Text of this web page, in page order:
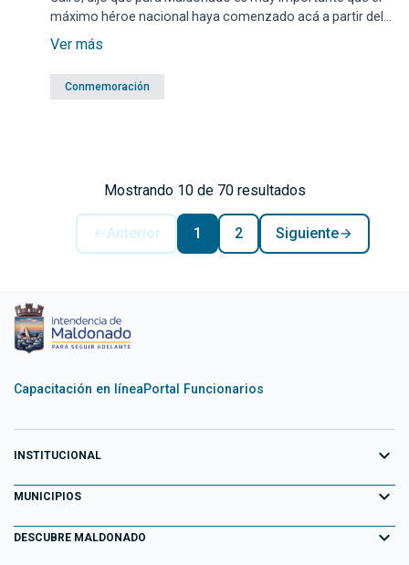
máximo héroe nacional haya comenzado acá a partir del
10 de marzo de 1797.
Ver más
Conmemoración
Mostrando 10 de 70 resultados
Anterior 1 2 Siguiente
Capacitación en líneaPortal Funcionarios
INSTITUCIONAL expand_more
Equipo de Gobierno
Primeros 100 días
MUNICIPIOS expand_more
Aiguá
DESCUBRE MALDONADO expand_more